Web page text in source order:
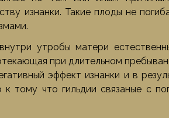
изнанки. Такие плоды не
утробы матери
при длительном
эффект изнанки и в
тому что гильдии связаные с